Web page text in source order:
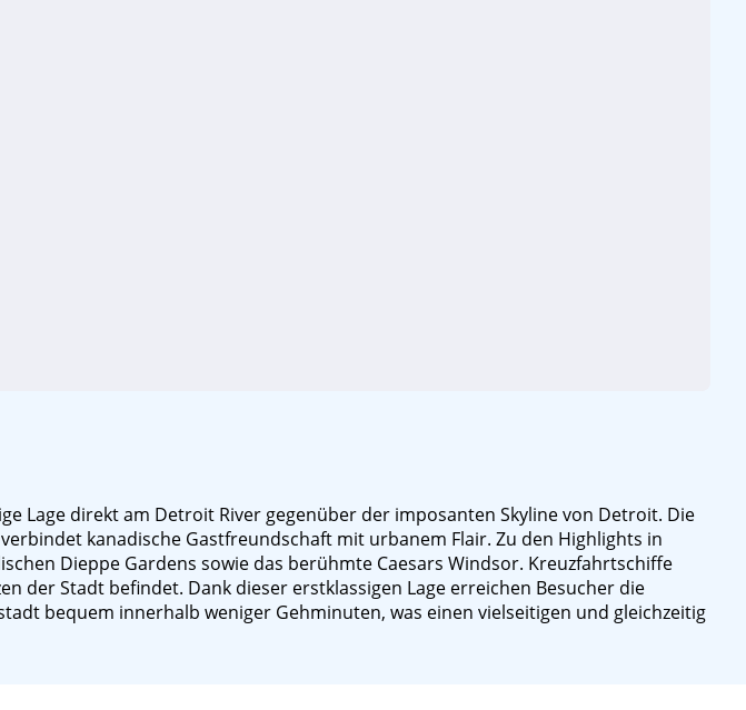
Lage direkt am Detroit River gegenüber der imposanten Skyline von Detroit. Die
kanadische Gastfreundschaft mit urbanem Flair. Zu den Highlights in
Dieppe Gardens sowie das berühmte Caesars Windsor. Kreuzfahrtschiffe
der Stadt befindet. Dank dieser erstklassigen Lage erreichen Besucher die
bequem innerhalb weniger Gehminuten, was einen vielseitigen und gleichzeitig